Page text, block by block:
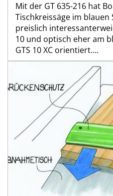
Mit der GT 635-216 hat
Tischkreissäge im
preislich
10 und optisch eher am
GTS 10 XC orientiert....